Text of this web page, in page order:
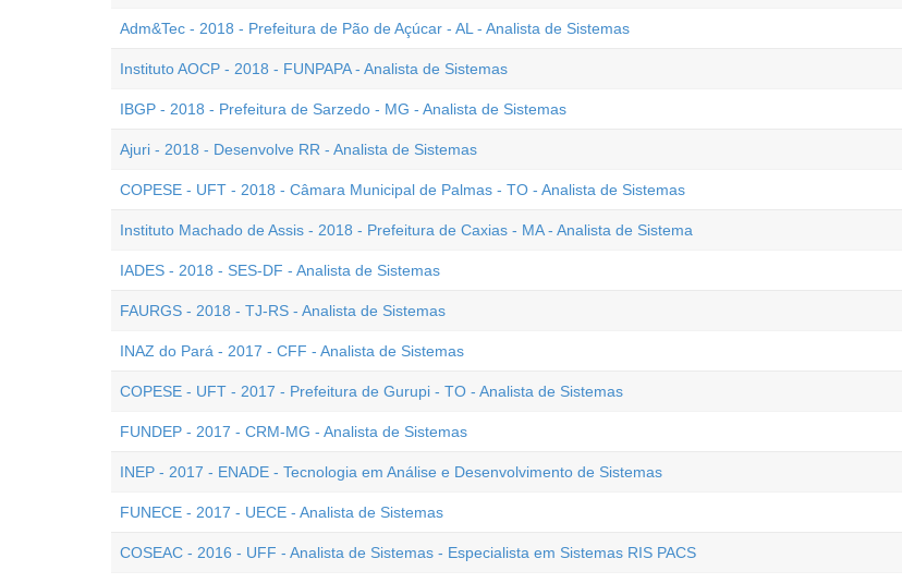
Adm&Tec - 2018 - Prefeitura de Pão de Açúcar - AL - Analista de Sistemas
Instituto AOCP - 2018 - FUNPAPA - Analista de Sistemas
IBGP - 2018 - Prefeitura de Sarzedo - MG - Analista de Sistemas
Ajuri - 2018 - Desenvolve RR - Analista de Sistemas
COPESE - UFT - 2018 - Câmara Municipal de Palmas - TO - Analista de Sistemas
Instituto Machado de Assis - 2018 - Prefeitura de Caxias - MA - Analista de Sistema
IADES - 2018 - SES-DF - Analista de Sistemas
FAURGS - 2018 - TJ-RS - Analista de Sistemas
INAZ do Pará - 2017 - CFF - Analista de Sistemas
COPESE - UFT - 2017 - Prefeitura de Gurupi - TO - Analista de Sistemas
FUNDEP - 2017 - CRM-MG - Analista de Sistemas
INEP - 2017 - ENADE - Tecnologia em Análise e Desenvolvimento de Sistemas
FUNECE - 2017 - UECE - Analista de Sistemas
COSEAC - 2016 - UFF - Analista de Sistemas - Especialista em Sistemas RIS PACS